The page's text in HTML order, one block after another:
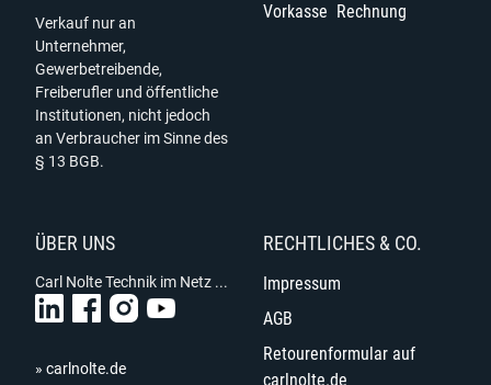
Verkauf nur an
Unternehmer,
Gewerbetreibende,
Freiberufler und öffentliche
Institutionen, nicht jedoch
an Verbraucher im Sinne des
§ 13 BGB.
Vorkasse Rechnung
ÜBER UNS
Carl Nolte Technik im Netz ...
» carlnolte.de
RECHTLICHES & CO.
Impressum
AGB
Retourenformular auf
carlnolte.de